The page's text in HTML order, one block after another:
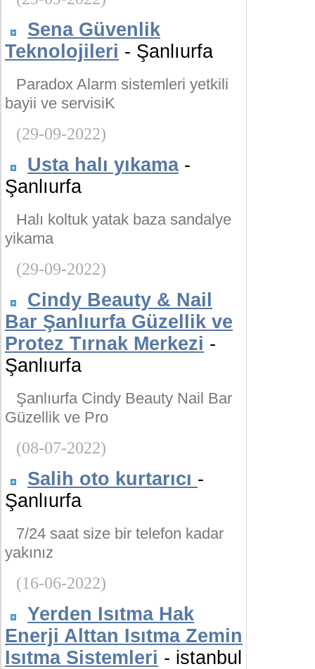
Sena Güvenlik
Teknolojileri - Şanlıurfa
Paradox Alarm sistemleri yetkili
bayii ve servisiK
(29-09-2022)
Usta halı yıkama-
Şanlıurfa
Halı koltuk yatak baza sandalye
yikama
(29-09-2022)
Cindy Beauty & Nail
Bar Şanlıurfa Güzellik ve
Protez Tırnak Merkezi -
Şanlıurfa
Şanlıurfa Cindy Beauty Nail Bar
Güzellik ve Pro
(08-07-2022)
Salih oto kurtarıcı -
Şanlıurfa
7/24 saat size bir telefon kadar
yakınız
(16-06-2022)
Yerden Isıtma Hak
Enerji Alttan Isıtma Zemin
Isıtma Sistemleri - istanbul